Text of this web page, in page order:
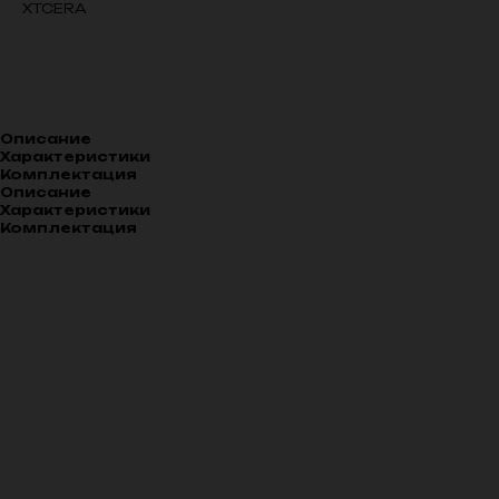
XTCERA
Описание
Характеристики
Комплектация
Описание
Характеристики
Комплектация